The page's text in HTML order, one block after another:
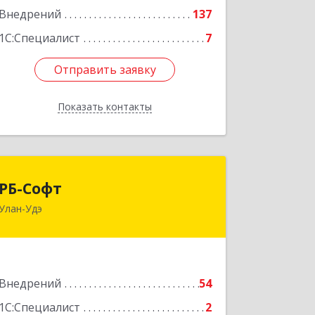
Внедрений
137
1С:Специалист
7
Отправить заявку
Показать контакты
Отправить заявку
Назад
РБ-Софт
Удэ
Внедрений
54
1С:Специалист
2
670000, Бурятия Респ, Улан-Удэ г,
Подробнее